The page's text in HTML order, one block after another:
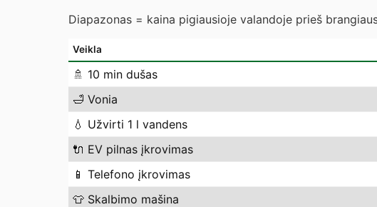
Diapazonas = kaina pigiausioje valandoje prieš
Veikla
🚿 10 min dušas
🛁 Vonia
💧 Užvirti 1 l vandens
🔌 EV pilnas įkrovimas
📱 Telefono įkrovimas
👕 Skalbimo mašina